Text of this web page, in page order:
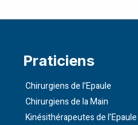
Praticiens
Chirurgiens de l’Epaule
Chirurgiens de la Main
Kinésithérapeutes de l’Epaule